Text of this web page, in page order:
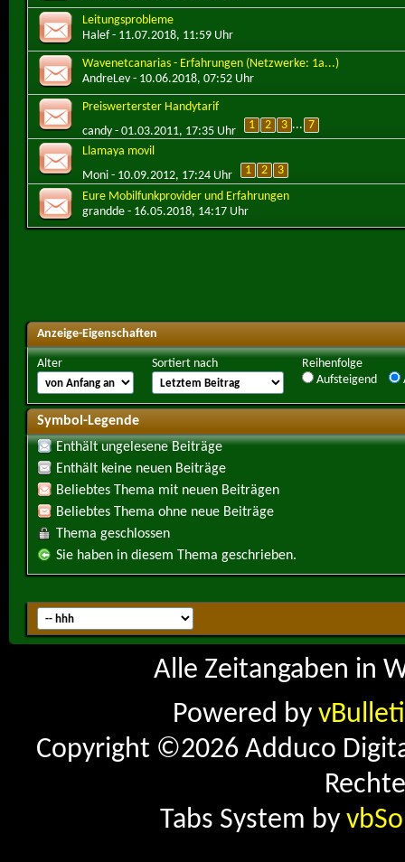
Leitungsprobleme
Halef- 11.07.2018, 11:59 Uhr
Wavenetcanarias - Erfahrungen (Netzwerke: 1a...)
AndreLev - 10.06.2018, 07:52 Uhr
Preiswerterster Handytarif
candy - 01.03.2011, 17:35 Uhr 1 2 3 ... 7
Llamaya movil
Moni - 10.09.2012, 17:24 Uhr 1 2
3
Eure Mobilfunkprovider und Erfahrungen
grandde - 16.05.2018, 14:17 Uhr
Anzeige-Eigenschaften
Alter Sortiert nach
Reihenfolge
Aufsteigend
Symbol-Legende
Enthält ungelesene Beiträge
Enthält keine neuen Beiträge
Beliebtes Thema mit neuen Beiträgen
Beliebtes Thema ohne neue Beiträge
Thema geschlossen
Sie haben in diesem Thema geschrieben.
Alle Zeitangaben in
Powered by
Copyright ©2026 Adduco
Tabs System by